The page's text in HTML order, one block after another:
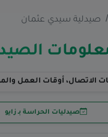
صيدلية سيدي عثمان
الاتصال، أوقات العمل
صيدليات الحراسة بـ زايو